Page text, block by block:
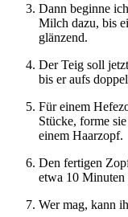
Dann beginne
Milch dazu, bis
glänzend.
Der Teig soll
bis er aufs
Für einem
Stücke, forme
einem Haarzopf.
Den fertigen
etwa 10 Minuten
Wer mag, kann